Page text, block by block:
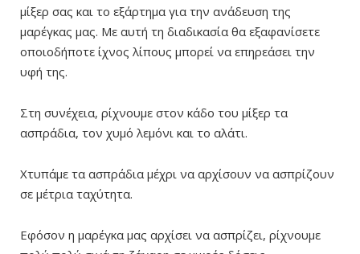
μίξερ σας και το εξάρτημα για την ανάδευση της
μαρέγκας μας. Mε αυτή τη διαδικασία θα εξαφανίσετε
οποιοδήποτε ίχνος λίπους μπορεί να επηρεάσει την
υφή της.
Στη συνέχεια, ρίχνουμε στον κάδο του μίξερ τα
ασπράδια, τον χυμό λεμόνι και το αλάτι.
Χτυπάμε τα ασπράδια μέχρι να αρχίσουν να ασπρίζουν
σε μέτρια ταχύτητα.
Εφόσον η μαρέγκα μας αρχίσει να ασπρίζει, ρίχνουμε